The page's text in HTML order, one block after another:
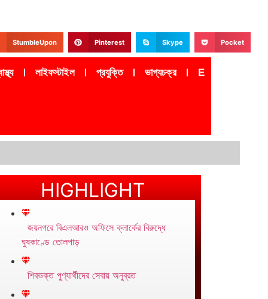
StumbleUpon Pinterest Skype Pocket
লাইফস্টাইল প্রযুক্তি ভাগ্যচক্র Epaper
HIGHLIGHT
জয়নগরে বিএলআরও অফিসে ক্লার্কের বিরুদ্ধে
ঘুষকাণ্ডে তোলপাড়
শিবভক্ত পুণ্যার্থীদের সেবায় অনুব্রত